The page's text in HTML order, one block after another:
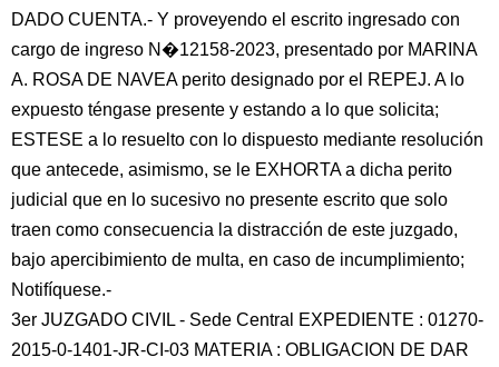
DADO CUENTA.- Y proveyendo el escrito ingresado con
cargo de ingreso N�12158-2023, presentado por MARINA
A. ROSA DE NAVEA perito designado por el REPEJ. A lo
expuesto téngase presente y estando a lo que solicita;
ESTESE a lo resuelto con lo dispuesto mediante resolución
que antecede, asimismo, se le EXHORTA a dicha perito
judicial que en lo sucesivo no presente escrito que solo
traen como consecuencia la distracción de este juzgado,
bajo apercibimiento de multa, en caso de incumplimiento;
Notifíquese.-
3er JUZGADO CIVIL - Sede Central EXPEDIENTE : 01270-
2015-0-1401-JR-CI-03 MATERIA : OBLIGACION DE DAR